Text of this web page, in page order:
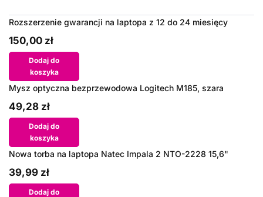
Rozszerzenie gwarancji na laptopa z 12 do 24 miesięcy
150,00 zł
Dodaj do
koszyka
Mysz optyczna bezprzewodowa Logitech M185, szara
49,28 zł
Dodaj do
koszyka
Nowa torba na laptopa Natec Impala 2 NTO-2228 15,6"
39,99 zł
Dodaj do